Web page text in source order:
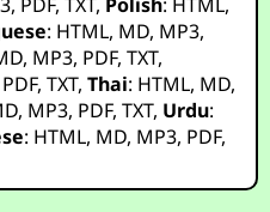
: HTML, MD, MP3,
, MP3, PDF,TXT,
PDF,TXT,Thai: HTML, MD,
, MP3, PDF,TXT, Urdu:
: HTML, MD, MP3, PDF,